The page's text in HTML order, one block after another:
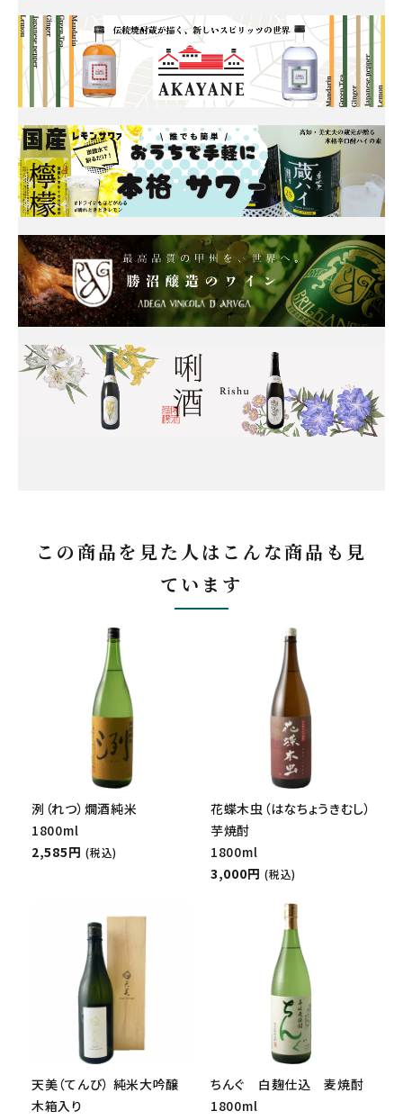
この商品を見た人はこんな商品も見
ています
洌（れつ）燗酒純米
1800ml
2,585円 (税込)
花蝶木虫（はなちょうきむし）
芋焼酎
1800ml
3,000円 (税込)
天美（てんび） 純米大吟醸
木箱入り
ちんぐ 白麹仕込 麦焼酎
1800ml